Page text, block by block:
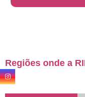
Regiões onde a